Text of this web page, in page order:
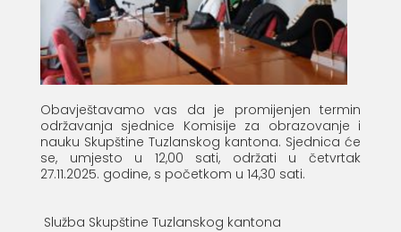
Obavještavamo vas da je promijenjen termin
održavanja sjednice Komisije za obrazovanje i
nauku Skupštine Tuzlanskog kantona. Sjednica će
se, umjesto u 12,00 sati, održati u četvrtak
27.11.2025. godine, s početkom u 14,30 sati.
Služba Skupštine Tuzlanskog kantona